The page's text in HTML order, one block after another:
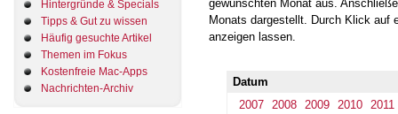
Hintergründe & Specials
Tipps & Gut zu wissen
Häufig gesuchte Artikel
Themen im Fokus
Kostenfreie Mac-Apps
Nachrichten-Archiv
gewünschten Monat aus.
Monats dargestellt. Durch Klick auf
anzeigen lassen.
Datum
2007
2008 2009 2010
2011